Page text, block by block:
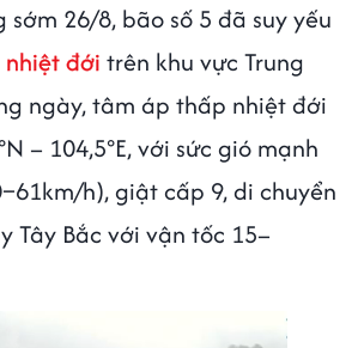
sớm 26/8, bão số 5 đã suy yếu
đới trên khu vực Trung
ngày, tâm áp thấp nhiệt đới
– 104,5°E, với sức gió mạnh
h), giật cấp 9, di chuyển
Tây Bắc với vận tốc 15–